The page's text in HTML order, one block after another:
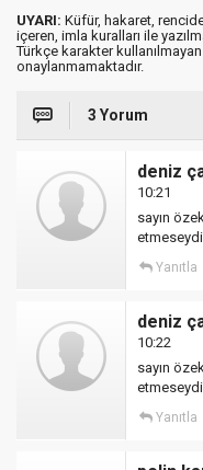
UYARI: Küfür, hakaret,
içeren, imla kuralları ile
Türkçe karakter
onaylanmamaktadır.
3 Yorum
deniz
10:21
sayın
Yanıtla
deniz
10:22
sayın
Yanıtla